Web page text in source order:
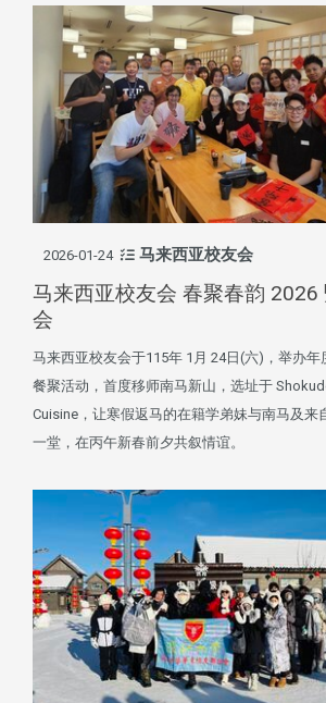
2026-01-24 马来西亚校友会
马来西亚校友会 春聚春韵 2026
会
马来西亚校友会于115年 1月 24日(六)，举办年
餐聚活动，首度移师南马新山，选址于
Cuisine，让寒假返马的在籍学弟妹与南马及来
一堂，在丙午新春前夕共叙情谊。